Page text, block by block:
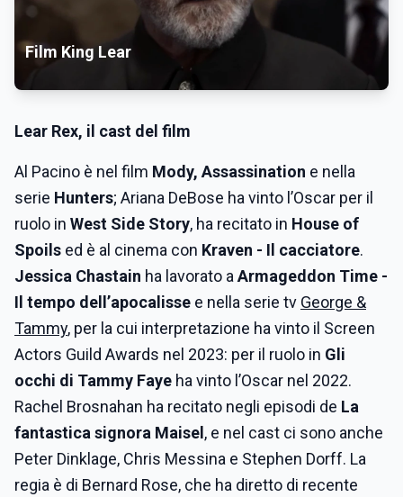
Film King Lear
Lear Rex, il cast del film
Al Pacino è nel film Mody, Assassination e nella
serie Hunters; Ariana DeBose ha vinto l’Oscar per il
ruolo in West Side Story, ha recitato in House of
Spoils ed è al cinema con Kraven - Il cacciatore.
Jessica Chastain ha lavorato a Armageddon Time -
Il tempo dell’apocalisse e nella serie tv George &
Tammy, per la cui interpretazione ha vinto il Screen
Actors Guild Awards nel 2023: per il ruolo in Gli
occhi di Tammy Faye ha vinto l’Oscar nel 2022.
Rachel Brosnahan ha recitato negli episodi de La
fantastica signora Maisel , e nel cast ci sono anche
Peter Dinklage, Chris Messina e Stephen Dorff. La
regia è di Bernard Rose, che ha diretto di recente